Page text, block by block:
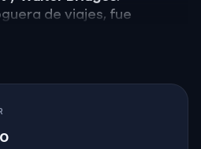
de viajes, fue
el teatral
la verdad.
¿Percy, el
con un don para lo